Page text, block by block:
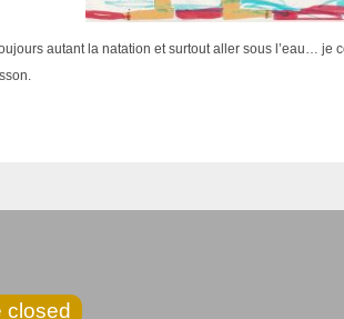
autant la natation et surtout aller sous l’eau…
closed